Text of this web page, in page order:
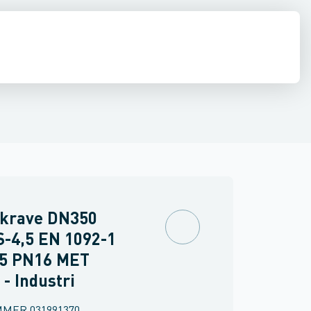
DN350
4,5 EN 1092-1
PN16 MET
- Industri